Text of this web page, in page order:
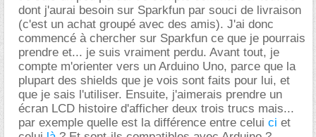
dont j'aurai besoin sur Sparkfun par souci de livraison
(c'est un achat groupé avec des amis). J'ai donc
commencé à chercher sur Sparkfun ce que je pourrais
prendre et... je suis vraiment perdu. Avant tout, je
compte m'orienter vers un Arduino Uno, parce que la
plupart des shields que je vois sont faits pour lui, et
que je sais l'utiliser. Ensuite, j'aimerais prendre un
écran LCD histoire d'afficher deux trois trucs mais...
par exemple quelle est la différence entre celui ci et